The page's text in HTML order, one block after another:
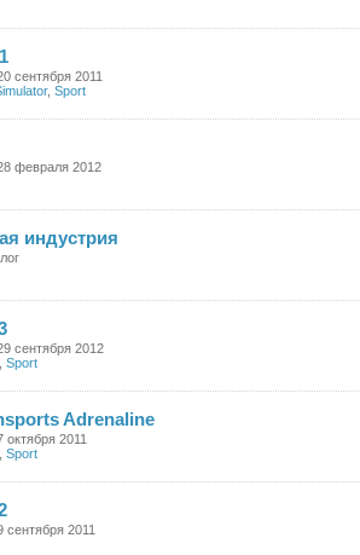
сентября 2011
, Sport
февраля 2012
индустрия
сентября 2012
Sport
Adrenaline
2011
Sport
2011